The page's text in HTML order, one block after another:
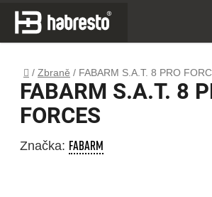
Přejít
obsah
Domů
/ Zbraně / FABARM S.A.T. 8 PRO
FABARM S.A.T. 8
FORCES
Značka: FABARM